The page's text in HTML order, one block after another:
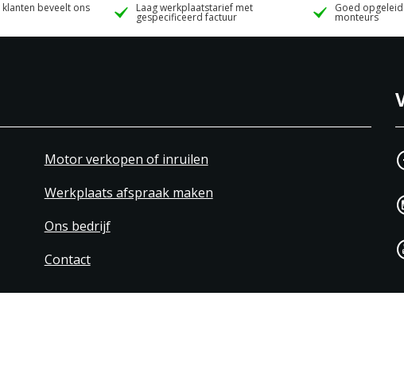
klanten beveelt ons Laag werkplaatstarief met
gespecificeerd factuur
Goed
monteurs
Motor verkopen of inruilen
Werkplaats afspraak maken
Ons bedrijf
Contact